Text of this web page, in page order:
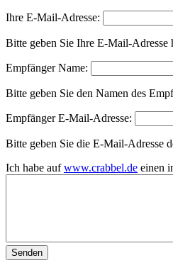
Ihre E-Mail-Adresse:
Bitte geben Sie Ihre E-Mail-Adresse
Empfänger Name:
Bitte geben Sie den Namen des
Empfänger E-Mail-Adresse:
Bitte geben Sie die E-Mail-Adresse
Ich habe aufwww.crabbel.de einen